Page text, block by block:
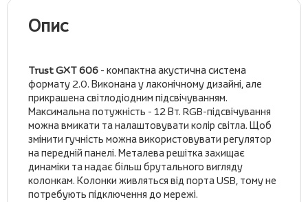
Опис
Trust GXT 606 - компактна акустична система
формату 2.0. Виконана у лаконічному дизайні, але
прикрашена світлодіодним підсвічуванням.
Максимальна потужність - 12 Вт. RGB-підсвічування
можна вмикати та налаштовувати колір світла. Щоб
змінити гучність можна використовувати регулятор
на передній панелі. Металева решітка захищає
динаміки та надає більш брутального вигляду
колонкам. Колонки живляться від порта USB, тому не
потребують підключення до мережі.